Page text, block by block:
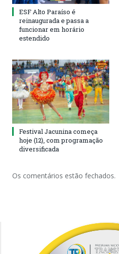
ESF Alto Paraíso é
reinaugurada e passa a
funcionar em horário
estendido
Festival Jacunina começa
hoje (12), com programação
diversificada
Os comentários estão fechados.